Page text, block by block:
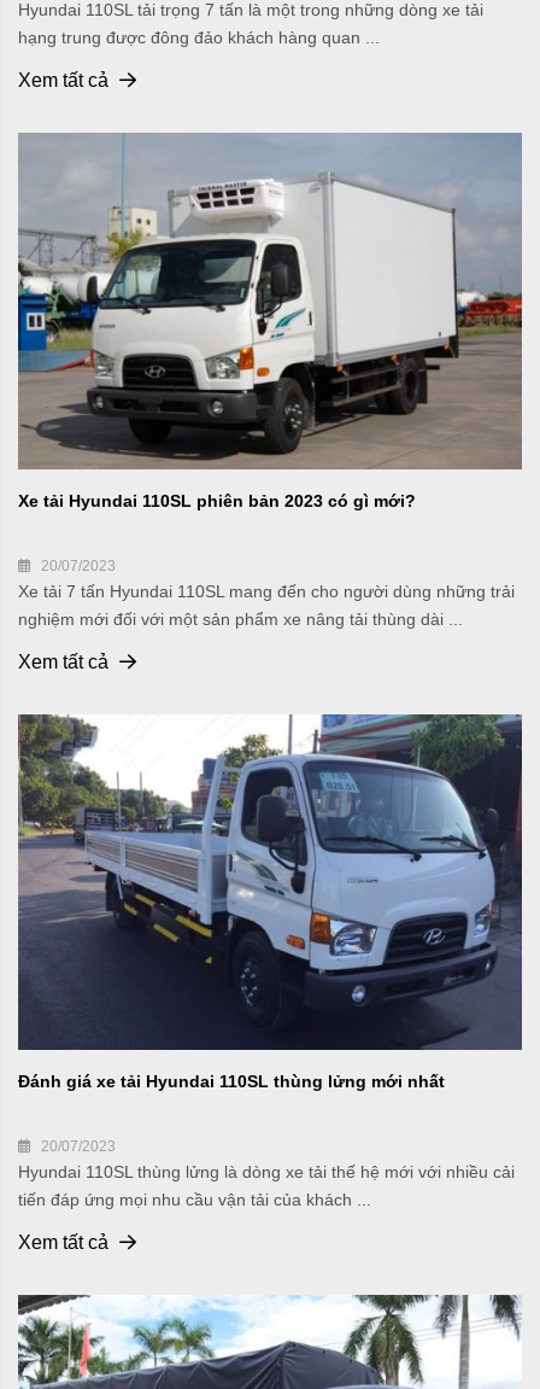
Hyundai 110SL tải trọng 7 tấn là một trong những dòng xe tải
hạng trung được đông đảo khách hàng quan ...
Xem tất cả
Xe tải Hyundai 110SL phiên bản 2023 có gì mới?
20/07/2023
Xe tải 7 tấn Hyundai 110SL mang đến cho người dùng những trải
nghiệm mới đối với một sản phẩm xe nâng tải thùng dài ...
Xem tất cả
Đánh giá xe tải Hyundai 110SL thùng lửng mới nhất
20/07/2023
Hyundai 110SL thùng lửng là dòng xe tải thế hệ mới với nhiều cải
tiến đáp ứng mọi nhu cầu vận tải của khách ...
Xem tất cả